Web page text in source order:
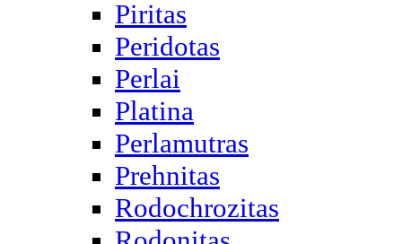
Piritas
Peridotas
Perlai
Platina
Perlamutras
Prehnitas
Rodochrozitas